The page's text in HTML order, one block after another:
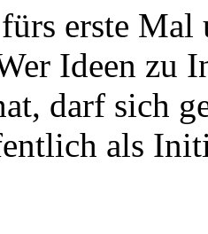
erste Mal
Ideen zu
darf sich
als